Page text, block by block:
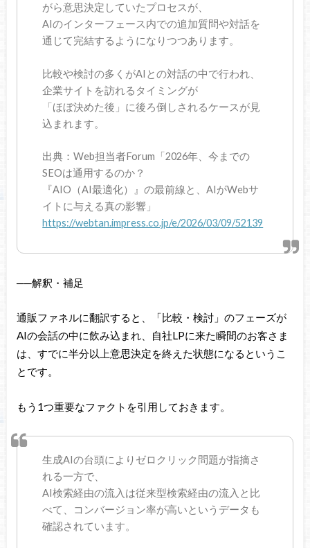
がら意思決定していたプロセスが、
AIのインターフェース内での追加質問や対話を
通じて完結するようになりつつあります。
比較や検討の多くがAIとの対話の中で行われ、
企業サイトを訪れるタイミングが
「ほぼ決めた後」に後ろ倒しされるケースが見
込まれます。
出典：Web担当者Forum「2026年、今までの
SEOは通用するのか？
『AIO（AI最適化）』の最前線と、AIがWebサ
イトに与える真の影響」
https://webtan.impress.co.jp/e/2026/03/09/52139
──解釈・補足
通販ファネルに翻訳すると、「比較・検討」のフェーズが
AIの会話の中に飲み込まれ、自社LPに来た瞬間のお客さま
は、すでに半分以上意思決定を終えた状態になるというこ
とです。
もう1つ重要なファクトを引用しておきます。
生成AIの台頭によりゼロクリック問題が指摘さ
れる一方で、
AI検索経由の流入は従来型検索経由の流入と比
べて、コンバージョン率が高いというデータも
確認されています。